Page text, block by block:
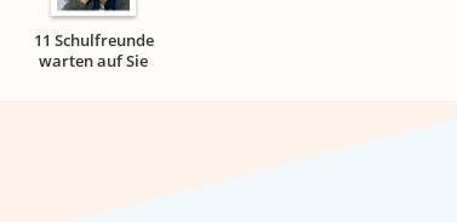
11 Schulfreunde
warten auf Sie